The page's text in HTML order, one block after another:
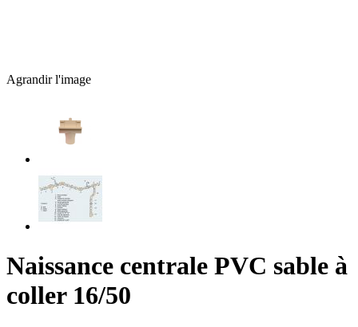
Agrandir l'image
Naissance centrale PVC sable à
coller 16/50